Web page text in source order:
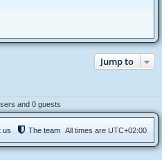
Jump to
and 0 guests
All times are UTC+02:00
The team
us